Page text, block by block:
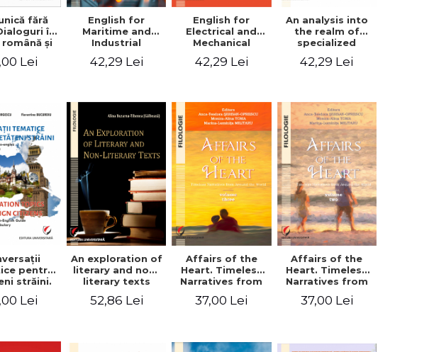
fără
în
şi
cetăţenii
Lei
English for
Maritime and
Industrial
42,29 Lei
English for
Electrical and
Mechanical
Student’s book
42,29 Lei
An analysis into
the realm of
specialized
English for civil
42,29 Lei
pentru
străini.
englez
Lei
An exploration of
literary and non-
literary texts
52,86 Lei
Affairs of the
Heart. Timeless
Narratives from
World. Volume
37,00 Lei
Affairs of the
Heart. Timeless
Narratives from
World. Volume
37,00 Lei